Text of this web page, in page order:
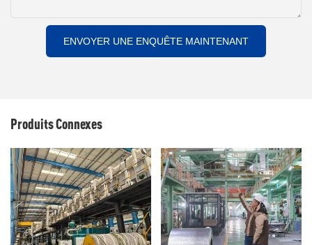
ENVOYER UNE ENQUÊTE MAINTENANT
Produits Connexes